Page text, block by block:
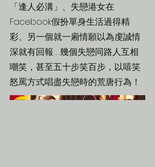
「逢人必溝」、失戀港女在
Facebook假扮單身生活過得精
彩、另一個就一廂情願以為虔誠情
深就有回報……幾個失戀同路人互相
嘲笑，甚至五十步笑百步，以嘻笑
怒罵方式唱盡失戀時的荒唐行為！